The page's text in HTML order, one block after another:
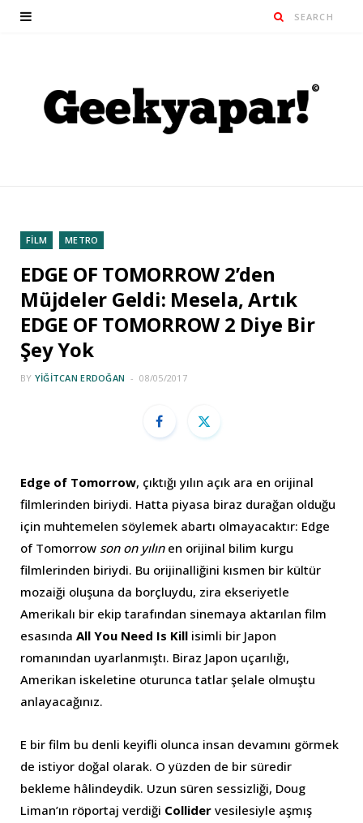
FİLM METRO
EDGE OF TOMORROW 2’den
Müjdeler Geldi: Mesela, Artık
EDGE OF TOMORROW 2 Diye Bir
Şey Yok
BY YIĞITCAN ERDOĞAN 08/05/2017
Edge of Tomorrow, çıktığı yılın açık ara en orijinal
filmlerinden biriydi. Hatta piyasa biraz durağan olduğu
için muhtemelen söylemek abartı olmayacaktır: Edge
of Tomorrow son on yılınen orijinal bilim kurgu
filmlerinden biriydi. Bu orijinalliğini kısmen bir kültür
mozaiği oluşuna da borçluydu, zira ekseriyetle
Amerikalı bir ekip tarafından sinemaya aktarılan film
esasında All You Need Is Kill isimli bir Japon
romanından uyarlanmıştı. Biraz Japon uçarılığı,
Amerikan iskeletine oturunca tatlar şelale olmuştu
anlayacağınız.
E bir film bu denli keyifli olunca insan devamını görmek
de istiyor doğal olarak. O yüzden de bir süredir
bekleme hâlindeydik. Uzun süren sessizliği, Doug
Liman’ın röportaj verdiği Collider vesilesiyle aşmış